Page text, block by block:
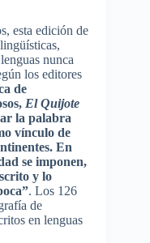
esta edición de
nunca
los editores
de
El Quijote
la palabra
vínculo de
En
se imponen,
y lo
. Los 126
de
en lenguas